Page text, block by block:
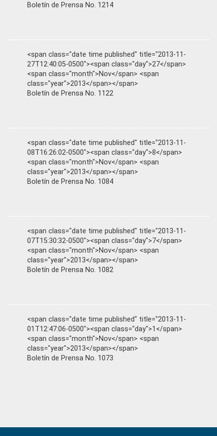
Boletín de Prensa No. 1214
<span class="date time published" title="2013-11-
27T12:40:05-0500"><span class="day">27</span>
<span class="month">Nov</span> <span
class="year">2013</span></span>
Boletín de Prensa No. 1122
<span class="date time published" title="2013-11-
08T16:26:02-0500"><span class="day">8</span>
<span class="month">Nov</span> <span
class="year">2013</span></span>
Boletín de Prensa No. 1084
<span class="date time published" title="2013-11-
07T15:30:32-0500"><span class="day">7</span>
<span class="month">Nov</span> <span
class="year">2013</span></span>
Boletín de Prensa No. 1082
<span class="date time published" title="2013-11-
01T12:47:06-0500"><span class="day">1</span>
<span class="month">Nov</span> <span
class="year">2013</span></span>
Boletín de Prensa No. 1073